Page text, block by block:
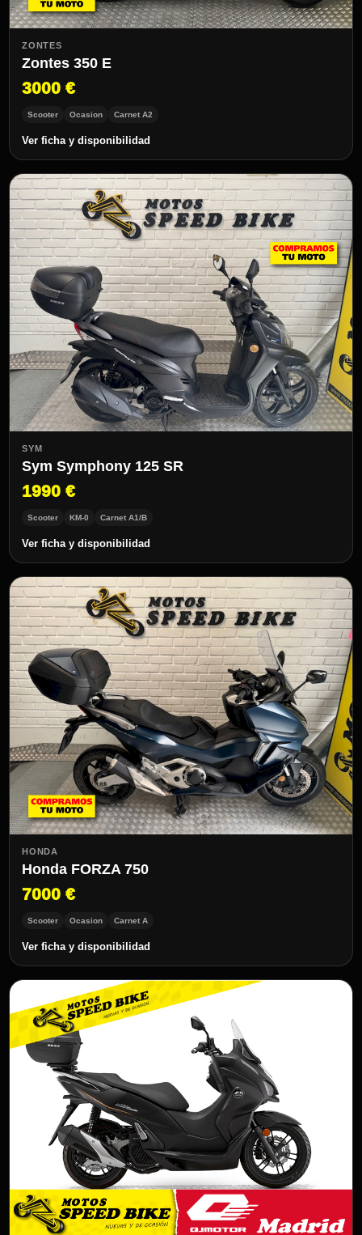
ZONTES
Zontes 350 E
3000 €
Scooter Ocasion Carnet A2
Ver ficha y disponibilidad
SYM
Sym Symphony 125 SR
1990 €
Scooter KM-0 Carnet A1/B
Ver ficha y disponibilidad
HONDA
Honda FORZA 750
7000 €
Scooter Ocasion Carnet A
Ver ficha y disponibilidad